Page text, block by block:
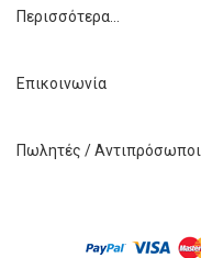
Περισσότερα…
Επικοινωνία
Πωλητές / Αντιπρόσωποι